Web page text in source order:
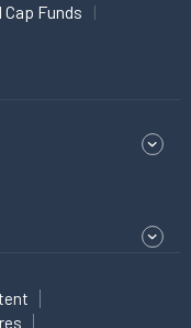
Cap Funds